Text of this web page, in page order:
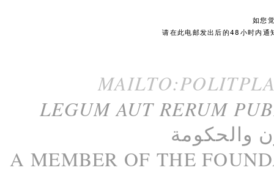
如您
请在此电邮发出后的48小时内通
LEGUM AUT RERUM
والحكومة
A MEMBER OF THE